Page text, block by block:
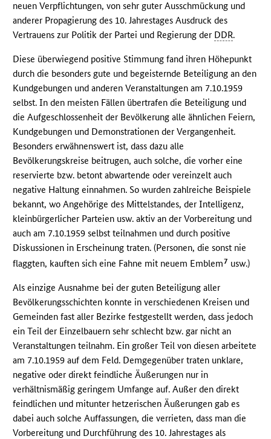
neuen Verpflichtungen, von sehr guter Ausschmückung und
anderer Propagierung des 10. Jahrestages Ausdruck des
Vertrauens zur Politik der Partei und Regierung der DDR.
Diese überwiegend positive Stimmung fand ihren Höhepunkt
durch die besonders gute und begeisternde Beteiligung an den
Kundgebungen und anderen Veranstaltungen am 7.10.1959
selbst. In den meisten Fällen übertrafen die Beteiligung und
die Aufgeschlossenheit der Bevölkerung alle ähnlichen Feiern,
Kundgebungen und Demonstrationen der Vergangenheit.
Besonders erwähnenswert ist, dass dazu alle
Bevölkerungskreise beitrugen, auch solche, die vorher eine
reservierte bzw. betont abwartende oder vereinzelt auch
negative Haltung einnahmen. So wurden zahlreiche Beispiele
bekannt, wo Angehörige des Mittelstandes, der Intelligenz,
kleinbürgerlicher Parteien usw. aktiv an der Vorbereitung und
auch am 7.10.1959 selbst teilnahmen und durch positive
Diskussionen in Erscheinung traten. (Personen, die sonst nie
flaggten, kauften sich eine Fahne mit neuem Emblem7 usw.)
Als einzige Ausnahme bei der guten Beteiligung aller
Bevölkerungsschichten konnte in verschiedenen Kreisen und
Gemeinden fast aller Bezirke festgestellt werden, dass jedoch
ein Teil der Einzelbauern sehr schlecht bzw. gar nicht an
Veranstaltungen teilnahm. Ein großer Teil von diesen arbeitete
am 7.10.1959 auf dem Feld. Demgegenüber traten unklare,
negative oder direkt feindliche Äußerungen nur in
verhältnismäßig geringem Umfange auf. Außer den direkt
feindlichen und mitunter hetzerischen Äußerungen gab es
dabei auch solche Auffassungen, die verrieten, dass man die
Vorbereitung und Durchführung des 10. Jahrestages als